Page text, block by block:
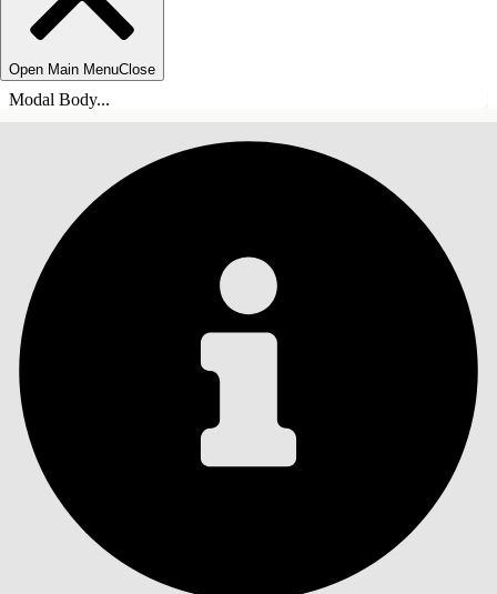
Open Main MenuClose
Modal Body...
목차